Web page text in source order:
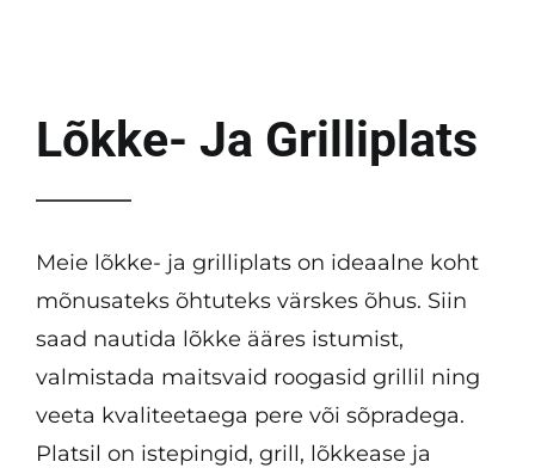
Lõkke- Ja Grilliplats
Meie lõkke- ja grilliplats on ideaalne koht
mõnusateks õhtuteks värskes õhus. Siin
saad nautida lõkke ääres istumist,
valmistada maitsvaid roogasid grillil ning
veeta kvaliteetaega pere või sõpradega.
Platsil on istepingid, grill, lõkkease ja